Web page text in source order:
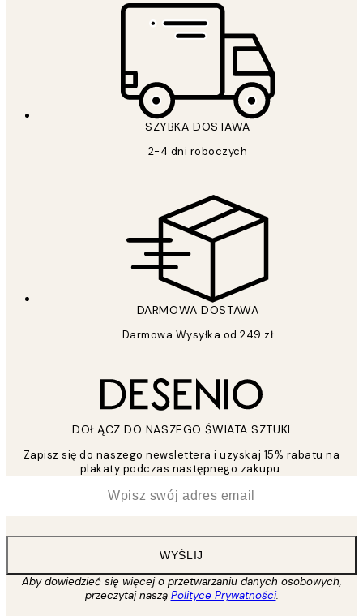
SZYBKA DOSTAWA
2-4 dni roboczych
DARMOWA DOSTAWA
Darmowa Wysyłka od 249 zł
DOŁĄCZ DO NASZEGO ŚWIATA SZTUKI
Zapisz się do naszego newslettera i uzyskaj 15% rabatu na
plakaty podczas następnego zakupu.
WYŚLIJ
Aby dowiedzieć się więcej o przetwarzaniu danych osobowych,
przeczytaj naszą Polityce Prywatności.